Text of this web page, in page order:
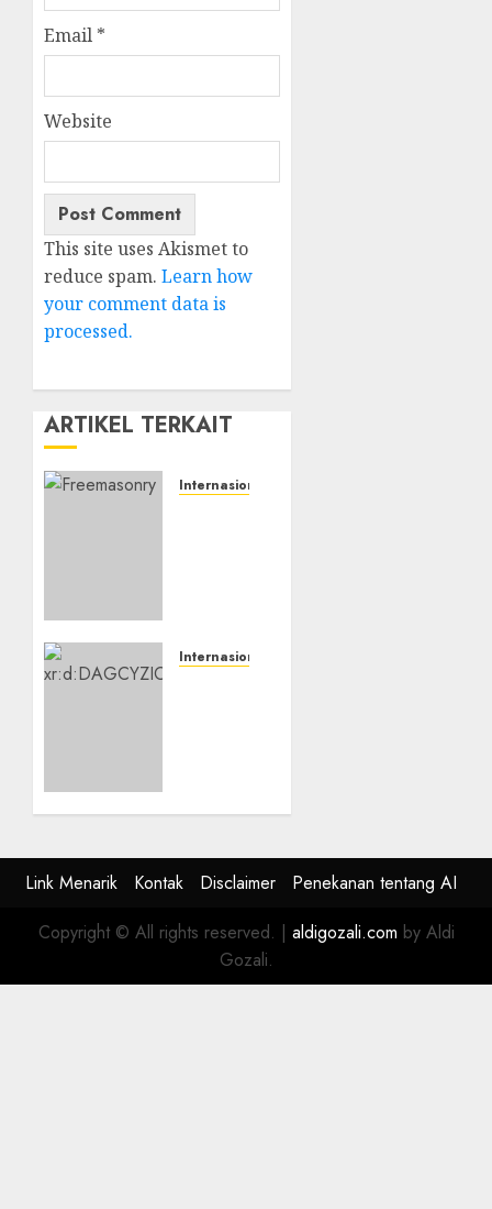
Email *
Website
This site uses Akismet to
reduce spam. Learn how
your comment data is
processed.
ARTIKEL TERKAIT
Internasional
0
Internasional
Iran-
Israel
Link Menarik Kontak Disclaimer
Penekanan tentang AI
Copyright © All rights reserved. | aldigozali.com by Aldi
Gozali.